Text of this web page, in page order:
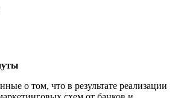
о том, что в результате реализации